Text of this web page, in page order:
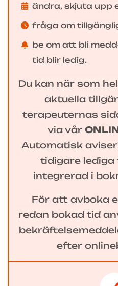
ändra, skjuta upp
fråga om
be om att bli
tid blir ledig.
Du kan när som
aktuella
terapeuternas
via vår
Automatisk
tidigare lediga
integrerad i
För att avboka
redan bokad tid
efter